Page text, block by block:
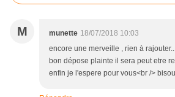
M munette 18/07/2018 10:03
encore une merveille , rien à
bon dépose plainte il sera peut etre
enfin je l'espere pour vous<br />